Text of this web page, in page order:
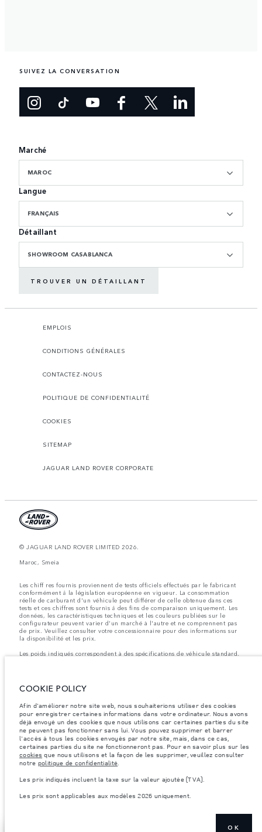
SUIVEZ LA CONVERSATION
Marché
MAROC
Langue
FRANÇAIS
Détaillant
SHOWROOM CASABLANCA
TROUVER UN DÉTAILLANT
EMPLOIS
CONDITIONS GÉNÉRALES
CONTACTEZ-NOUS
POLITIQUE DE CONFIDENTIALITÉ
COOKIES
SITEMAP
JAGUAR LAND ROVER CORPORATE
© JAGUAR LAND ROVER LIMITED 2026.
Maroc, Smeia
Les chiff res fournis proviennent de tests officiels effectués par le fabricant
conformément å la législation européenne en vigueur. La consommation
réelle de carburant d'un véhicule peut différer de celle obtenue dans ces
tests et ces chiffres sont fournis å des fins de comparaison uniquement. Les
données, les caractéristiques techniques et les couleurs publiées sur le
configurateur peuvent varier d'un marché à l'autre et ne comprennent pas
de prix. Veuillez consulter votre concessionnaire pour des informations sur
la disponibilité et les prix.
Les poids indiqués correspondent à des spécifications de véhicule standard.
dépassés lorsque vous chargez des accessoires, des occupants, des liquides
et des carburants.
Remarque importante sur les images et les spécifications.La pénurie
mondiale de semi-conducteurs affecte actuellement les spécifications de
construction des véhicules, la disponibilité des options et les délais de
construction. Cette situation s’avère très fluctuante, et par conséquent, les
images utilisées actuellement sur le site Web peuvent ne pas refléter
entièrement les spécifications actuelles en ce qui concerne les
caractéristiques, les options, les finitions et les combinaisons de couleurs.
Veuillez consulter votre concessionnaire pour avoir confirmation des
restrictions actuelles et faire un choix éclairé
Les prix sont applicables uniquement aux modèles produit en 2026.
COOKIE POLICY
Afin d'améliorer notre site web, nous souhaiterions utiliser des cookies
pour enregistrer certaines informations dans votre ordinateur. Nous avons
déjà envoyé un des cookies que nous utilisons car certaines parties du site
ne peuvent pas fonctionner sans lui. Vous pouvez supprimer et barrer
l'accès à tous les cookies envoyés par notre site, mais, dans ce cas,
certaines parties du site ne fonctionneront pas. Pour en savoir plus sur les
cookies que nous utilisons et la façon de les supprimer, veuillez consulter
notre politique de confidentialité.
Les prix indiqués incluent la taxe sur la valeur ajoutée (TVA).
Les prix sont applicables aux modèles 2026 uniquement.
OK